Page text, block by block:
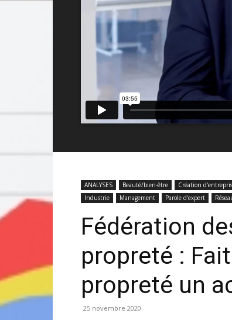
ANALYSES Beauté/bien-être Création
Industrie
Management Parole d'expert
Fédération
propreté :
propreté un
25 novembre 2020